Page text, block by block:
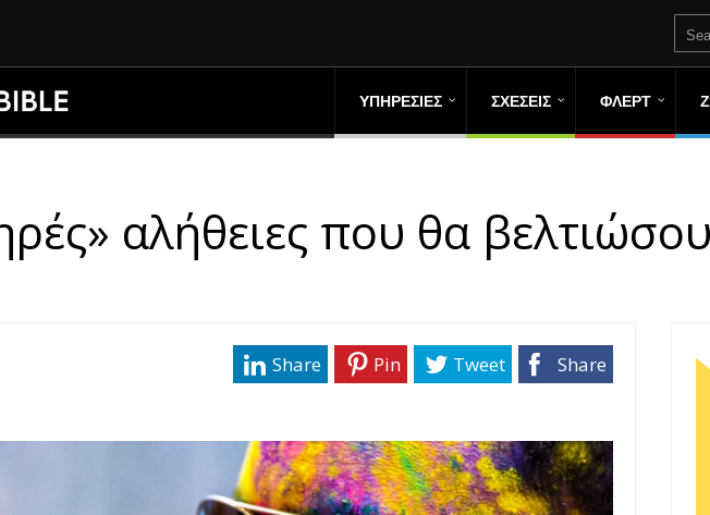
ΥΠΗΡΕΣΙΕΣ ΣΧΕΣΕΙΣ ΦΛΕΡΤ
αλήθειες που θα
Share
Tweet
Pin
Share